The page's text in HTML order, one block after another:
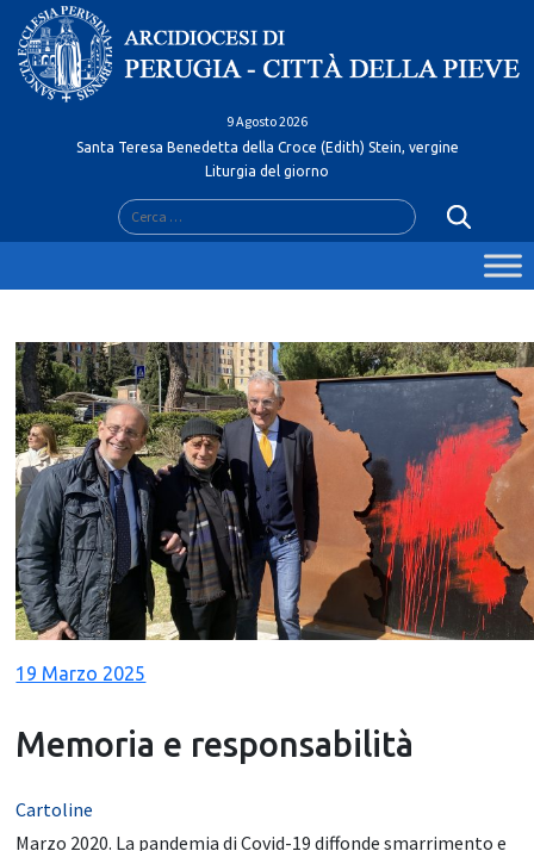
Skip
content
9 Agosto 2026
Santa Teresa Benedetta della Croce (Edith) Stein, vergine
Liturgia del giorno
Ricerca
per:
19 Marzo 2025
Memoria e responsabilità
Cartoline
Marzo 2020. La pandemia di Covid-19 diffonde smarrimento e